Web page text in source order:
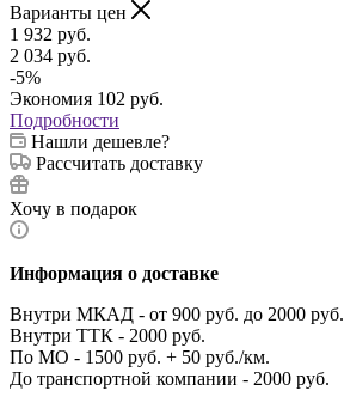
Варианты цен
1 932 руб.
2 034 руб.
-5%
Экономия 102 руб.
Подробности
Нашли дешевле?
Рассчитать доставку
Хочу в подарок
Информация о доставке
Внутри МКАД - от 900 руб. до 2000 руб.
Внутри ТТК - 2000 руб.
По МО - 1500 руб. + 50 руб./км.
До транспортной компании - 2000 руб.